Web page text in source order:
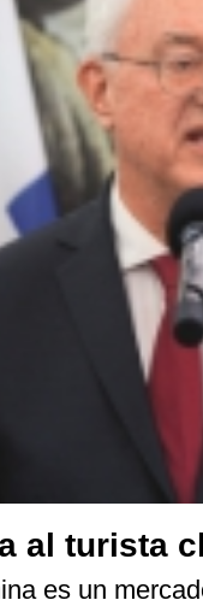
al turista
es un